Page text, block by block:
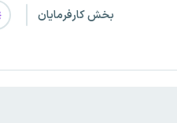
بخش کارفرمایان